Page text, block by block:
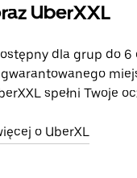
UberXXL
dla grup do 6
spełni Twoje
o UberXL